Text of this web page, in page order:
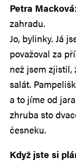
Petra
zahradu.
Jo, bylinky. Já
považoval za
než jsem zjistil,
salát.
a to jíme od
zhruba sto
česneku.
Když jste si